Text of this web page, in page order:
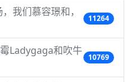
我们慕容璟和，
11264
Ladygaga和吹牛
10769